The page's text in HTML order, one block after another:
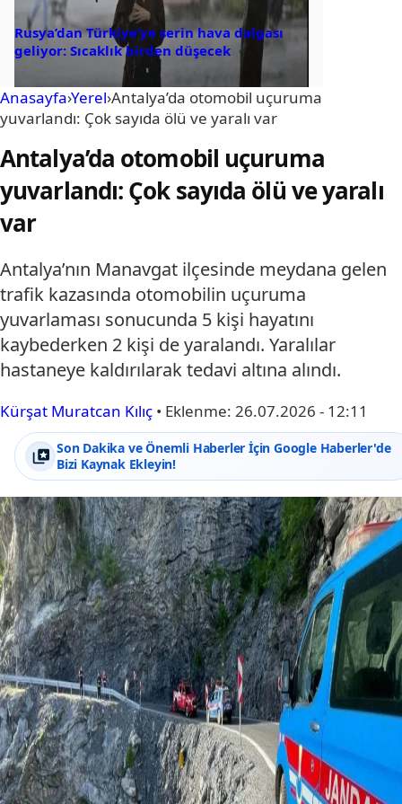
Rusya’dan Türkiye’ye serin hava dalgası
geliyor: Sıcaklık birden düşecek
Anasayfa›Yerel›Antalya’da otomobil uçuruma
yuvarlandı: Çok sayıda ölü ve yaralı var
Antalya’da otomobil uçuruma
yuvarlandı: Çok sayıda ölü ve yaralı
var
Antalya’nın Manavgat ilçesinde meydana gelen
trafik kazasında otomobilin uçuruma
yuvarlaması sonucunda 5 kişi hayatını
kaybederken 2 kişi de yaralandı. Yaralılar
hastaneye kaldırılarak tedavi altına alındı.
Kürşat Muratcan Kılıç • Eklenme: 26.07.2026 - 12:11
Son Dakika ve Önemli Haberler İçin Google Haberler'de
Bizi Kaynak Ekleyin!